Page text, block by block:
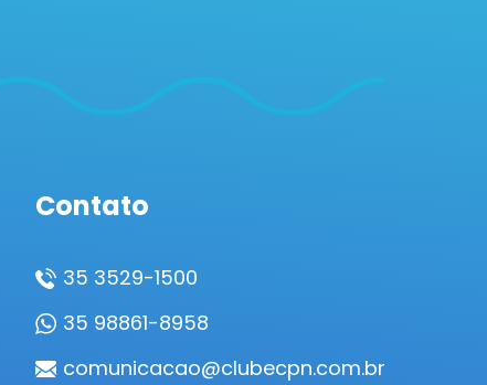
Contato
35 3529-1500
35 98861-8958
comunicacao@clubecpn.com.br